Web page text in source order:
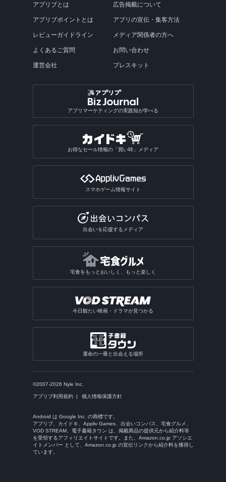
アプリブとは
アプリブポイントとは
レビューガイドライン
よくあるご質問
運営会社
広告掲載について
アプリの宣伝・集客方法
メディア関係者の方へ
お問い合わせ
プレスキット
アプリマーケティングの実践知が学べる
お得なセール情報の「買い時」メディア
スマホゲーム情報サイト
出会いを応援するメディア
宅食をもっとおいしく、もっと楽しく
今日観たい映画・ドラマが見つかる
運命の一冊と出会える場所
©2007-2026 Nyle Inc.
アプリブ利用規約 個人情報保護方針
Android は Google Inc. の商標です。
アプリブ、カイドキ、Appliv Games、出会いコンパス、宅食グルメ、
VOD STREAM、電子書籍タウン は、掲載商品の提供元から紹介料等
を受領するアフィリエイトサイトです。また、Amazon.co.jp アソシエ
イトメンバー として、Amazon.co.jp の宣伝リンクから紹介料を獲得し
ています。